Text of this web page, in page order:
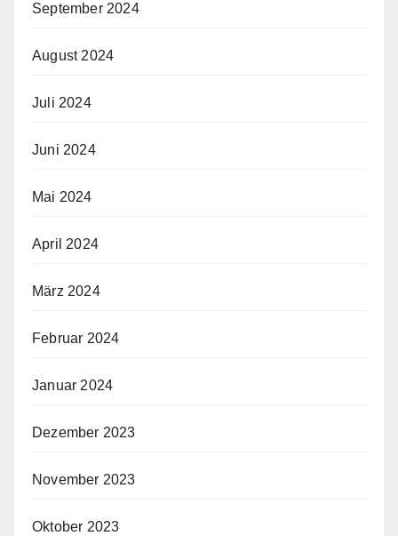
September 2024
August 2024
Juli 2024
Juni 2024
Mai 2024
April 2024
März 2024
Februar 2024
Januar 2024
Dezember 2023
November 2023
Oktober 2023